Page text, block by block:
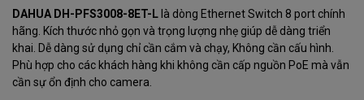
DAHUA DH-PFS3008-8ET-L là dòng Ethernet Switch 8 port chính
hãng. Kích thước nhỏ gọn và trọng lượng nhẹ giúp dễ dàng triển
khai. Dễ dàng sử dụng chỉ cần cắm và chạy, Không cần cấu hình.
Phù hợp cho các khách hàng khi không cần cấp nguồn PoE mà vẫn
cần sự ổn định cho camera.